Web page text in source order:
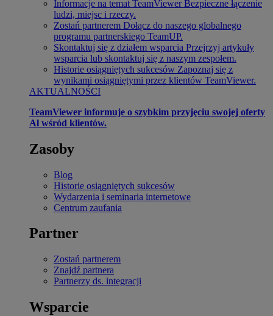
Informacje na temat TeamViewer Bezpieczne łączenie
ludzi, miejsc i rzeczy.
Zostań partnerem Dołącz do naszego globalnego
programu partnerskiego TeamUP.
Skontaktuj się z działem wsparcia Przejrzyj artykuły
wsparcia lub skontaktuj się z naszym zespołem.
Historie osiągniętych sukcesów Zapoznaj się z
wynikami osiągniętymi przez klientów TeamViewer.
AKTUALNOŚCI
TeamViewer informuje o szybkim przyjęciu swojej oferty
Al wśród klientów.
Zasoby
Blog
Historie osiągniętych sukcesów
Wydarzenia i seminaria internetowe
Centrum zaufania
Partner
Zostań partnerem
Znajdź partnera
Partnerzy ds. integracji
Wsparcie